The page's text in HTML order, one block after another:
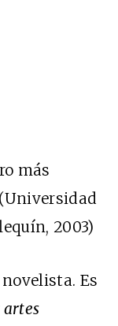
más
(Universidad
2003)
Es